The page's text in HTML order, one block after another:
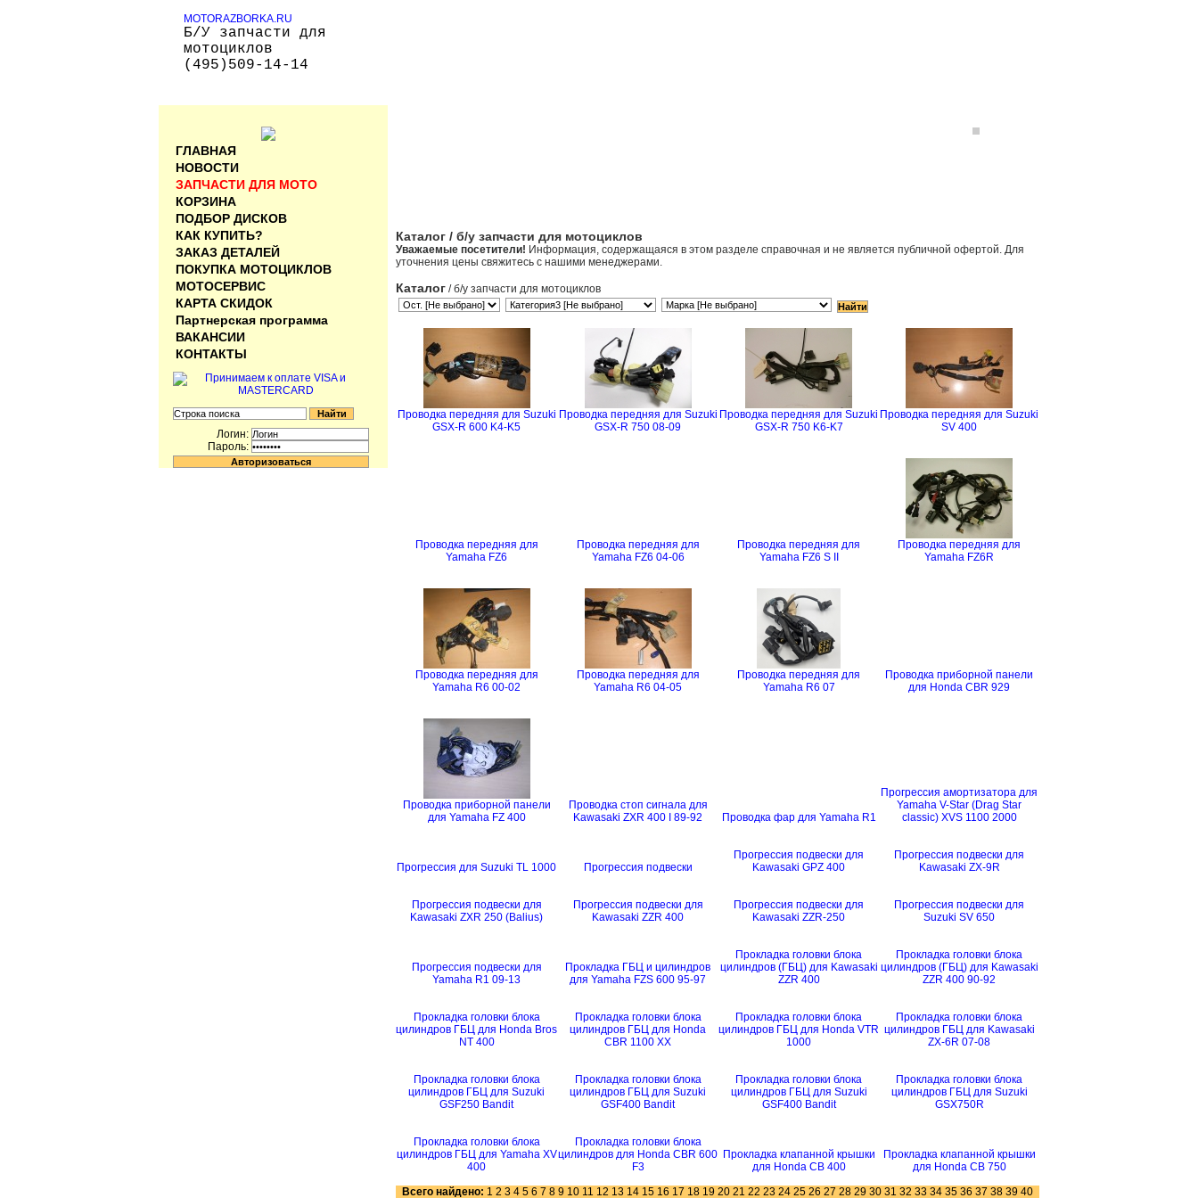
MOTORAZBORKA.RU
Б/У запчасти для
мотоциклов
(495)509-14-14
Каталог / б/у запчасти для мотоциклов
Уважаемые посетители! Информация, содержащаяся в этом разделе справочная и не является публичной офертой. Для
уточнения цены свяжитесь с нашими менеджерами.
Каталог / б/у запчасти для мотоциклов
Проводка передняя для Suzuki
GSX-R 600 K4-K5
Проводка передняя для Suzuki
GSX-R 750 08-09
Проводка передняя для Suzuki
GSX-R 750 K6-K7
Проводка передняя для Suzuki
SV 400
Проводка передняя для
Yamaha FZ6
Проводка передняя для
Yamaha FZ6 04-06
Проводка передняя для
Yamaha FZ6 S II
Проводка передняя для
Yamaha FZ6R
Проводка передняя для
Yamaha R6 00-02
Проводка передняя для
Yamaha R6 04-05
Проводка передняя для
Yamaha R6 07
Проводка приборной панели
для Honda CBR 929
Проводка приборной панели
для Yamaha FZ 400
Проводка стоп сигнала для
Kawasaki ZXR 400 I 89-92
Проводка фар для Yamaha R1
Прогрессия амортизатора для
Yamaha V-Star (Drag Star
classic) XVS 1100 2000
Прогрессия для Suzuki TL 1000 Прогрессия подвески
Прогрессия подвески для
Kawasaki GPZ 400
Прогрессия подвески для
Kawasaki ZX-9R
Прогрессия подвески для
Kawasaki ZXR 250 (Balius)
Прогрессия подвески для
Kawasaki ZZR 400
Прогрессия подвески для
Kawasaki ZZR-250
Прогрессия подвески для
Suzuki SV 650
Прогрессия подвески для
Yamaha R1 09-13
Прокладка ГБЦ и цилиндров
для Yamaha FZS 600 95-97
Прокладка головки блока
цилиндров (ГБЦ) для Kawasaki
ZZR 400
Прокладка головки блока
цилиндров (ГБЦ) для Kawasaki
ZZR 400 90-92
Прокладка головки блока
цилиндров ГБЦ для Honda Bros
NT 400
Прокладка головки блока
цилиндров ГБЦ для Honda
CBR 1100 XX
Прокладка головки блока
цилиндров ГБЦ для Honda VTR
1000
Прокладка головки блока
цилиндров ГБЦ для Kawasaki
ZX-6R 07-08
Прокладка головки блока
цилиндров ГБЦ для Suzuki
GSF250 Bandit
Прокладка головки блока
цилиндров ГБЦ для Suzuki
GSF400 Bandit
Прокладка головки блока
цилиндров ГБЦ для Suzuki
GSF400 Bandit
Прокладка головки блока
цилиндров ГБЦ для Suzuki
GSX750R
Прокладка головки блока
цилиндров ГБЦ для Yamaha XV
400
Прокладка головки блока
цилиндров для Honda CBR 600
F3
Прокладка клапанной крышки
для Honda CB 400
Прокладка клапанной крышки
для Honda CB 750
Всего найдено: 1 2 3 4 5 6 7 8 9 10 11 12 13 14 15 16 17 18 19 20 21 22 23 24 25 26 27 28 29 30 31 32 33 34 35 36 37 38 39 40
ГЛАВНАЯ
НОВОСТИ
ЗАПЧАСТИ ДЛЯ МОТО
КОРЗИНА
ПОДБОР ДИСКОВ
КАК КУПИТЬ?
ЗАКАЗ ДЕТАЛЕЙ
ПОКУПКА МОТОЦИКЛОВ
МОТОСЕРВИС
КАРТА СКИДОК
Партнерская программа
ВАКАНСИИ
КОНТАКТЫ
Логин:
Пароль: